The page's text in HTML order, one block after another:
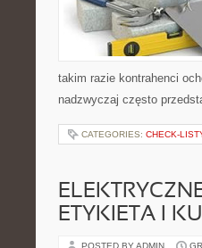
takim razie kontrahenci
nadzwyczaj często
CATEGORIES: CHECK-
ETYKIETA I
POSTED BY ADMIN